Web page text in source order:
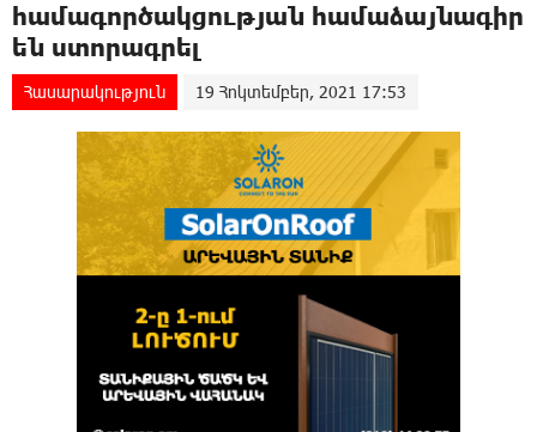
համագործակցության համաձայնագիր
են ստորագրել
Հասարակություն 19 Հոկտեմբեր, 2021 17:53